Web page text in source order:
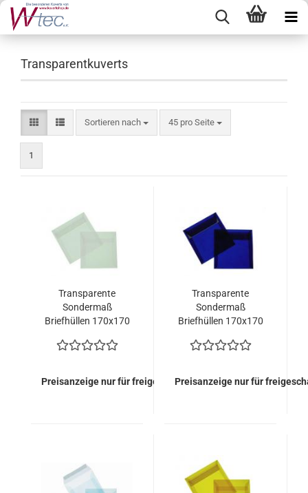
Transparentkuverts
Sortieren nach
Sortieren nach 45 pro Seite
pro Seite
1
Transparente
Sondermaß
Briefhüllen 170x170
Fenster (500 Kuverts
Preisanzeige nur für freigeschaltete Kunden
Transparente
Sondermaß
Briefhüllen 170x170
Fenster (500 Kuverts
Preisanzeige nur für